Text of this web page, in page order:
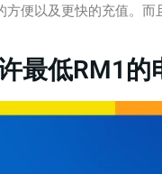
便以及更快的充值。
最低RM1的